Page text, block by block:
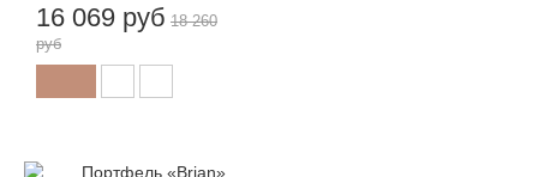
16 069 руб 18 260
руб